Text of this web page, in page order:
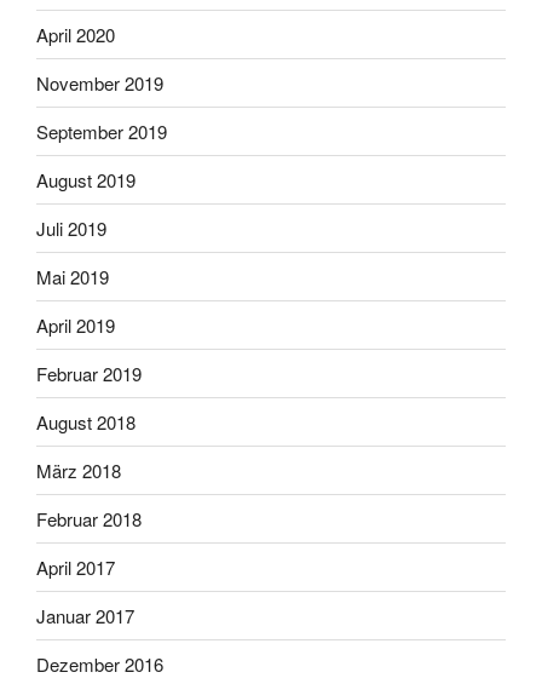
April 2020
November 2019
September 2019
August 2019
Juli 2019
Mai 2019
April 2019
Februar 2019
August 2018
März 2018
Februar 2018
April 2017
Januar 2017
Dezember 2016